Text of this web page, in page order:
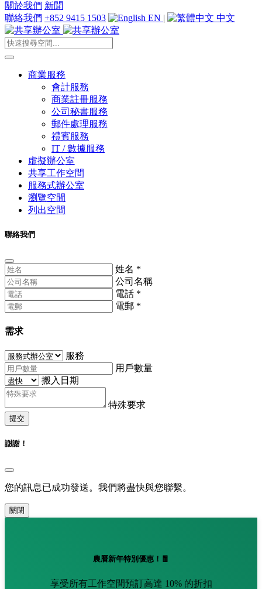
關於我們 新聞
聯絡我們 +852 9415 1503 EN | 中文
商業服務
會計服務
商業註冊服務
公司秘書服務
郵件處理服務
禮賓服務
IT / 數據服務
虛擬辦公室
共享工作空間
服務式辦公室
瀏覽空間
列出空間
聯絡我們
姓名 *
公司名稱
電話 *
電郵 *
需求
服務
用戶數量
搬入日期
特殊要求
提交
謝謝！
您的訊息已成功發送。我們將盡快與您聯繫。
關閉
農曆新年特別優惠！🧧
享受所有工作空間預訂高達 10% 的折扣